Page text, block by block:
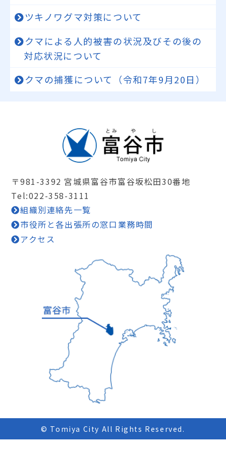
ツキノワグマ対策について
クマによる人的被害の状況及びその後の
対応状況について
クマの捕獲について（令和7年9月20日）
〒981-3392 宮城県富谷市富谷坂松田30番地
Tel:022-358-3111
組織別連絡先一覧
市役所と各出張所の窓口業務時間
アクセス
© Tomiya City All Rights Reserved.